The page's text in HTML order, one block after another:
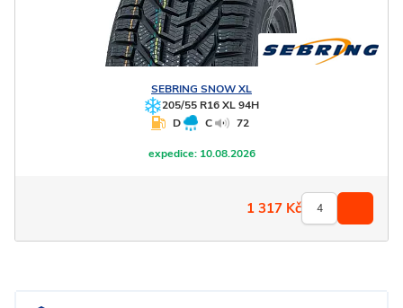
SEBRING SNOW XL
205/55 R16 XL 94H
D
C 72
expedice:10.08.2026
1 317 Kč